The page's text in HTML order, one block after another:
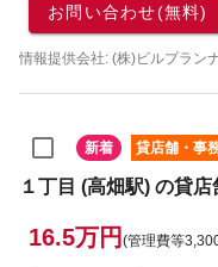
お問い合わせ(無料)
情報提供会社: (株)ビルプラン
新着 貸店舗・事
１丁目 (高畑駅) の貸
16.5万円 (管理費等